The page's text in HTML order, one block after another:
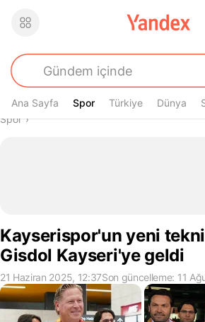
Ana Sayfa Spor
Spor Türkiye Dünya
Buradasın
Spor›
Kayserispor'un yeni
Gisdol Kayseri'ye geldi
21 Haziran 2025, 12:37Son güncelleme: 11